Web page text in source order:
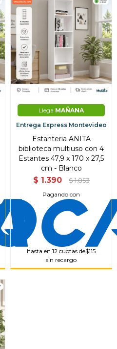
Llega MAÑANA
Entrega Express Montevideo
Estanteria ANITA
biblioteca multiuso con 4
Estantes 47,9 x 170 x 27,5
cm - Blanco
$ 1.390 $ 1.853
Pagando con
hasta en 12 cuotas de$115
sin recargo